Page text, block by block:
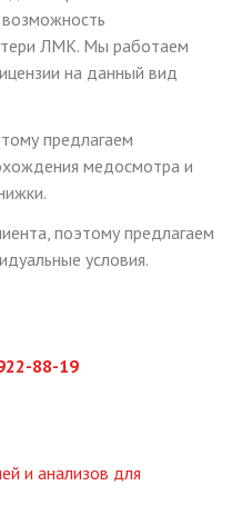
ЛМК. Мы работаем
на данный вид
предлагаем
медосмотра и
поэтому предлагаем
условия.
88-19
и анализов для